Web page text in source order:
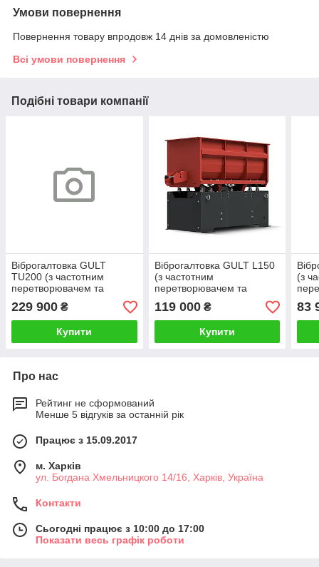
Умови повернення
Повернення товару впродовж 14 днів за домовленістю
Всі умови повернення
Подібні товари компанії
Віброгалтовка GULT
TU200 (з частотним
перетворювачем та
поліуретановим
покриттям) 200 літрів
229 900 ₴
Купити
Віброгалтовка GULT L150
(з частотним
перетворювачем та
поліуретановим
покриттям) 150 літрів
119 000₴
Купити
(з
83
Про нас
Рейтинг не сформований
Менше 5 відгуків за останній рік
Працює з 15.09.2017
м. Харків
ул. Богдана Хмельницкого 14/16, Харків, Україна
Контакти
Сьогодні працює з 10:00 до 17:00
Показати весь графік роботи